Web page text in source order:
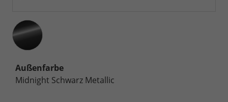
Außenfarbe
Midnight Schwarz Metallic